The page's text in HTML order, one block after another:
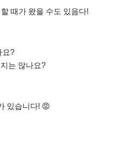
때가 왔을 수도 있음다!
요?
는 않나요?
있습니다! 😡